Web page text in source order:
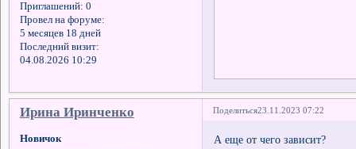
Приглашений: 0
Провел на форуме:
5 месяцев 18 дней
Последний визит:
04.08.2026 10:29
Поделиться23.11.2023 07:22
Ирина Иринченко
Новичок
А еще от чего зависит?